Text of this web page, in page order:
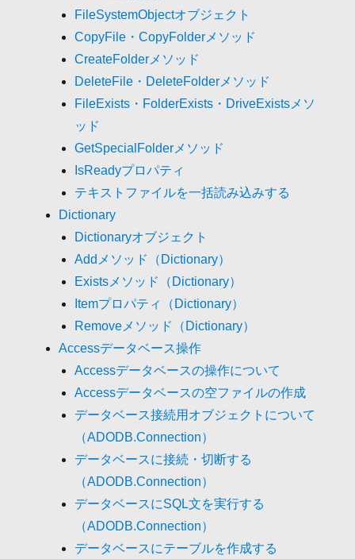
FileSystemObjectオブジェクト
CopyFile・CopyFolderメソッド
CreateFolderメソッド
DeleteFile・DeleteFolderメソッド
FileExists・FolderExists・DriveExistsメソ
ッド
GetSpecialFolderメソッド
IsReadyプロパティ
テキストファイルを一括読み込みする
Dictionary
Dictionaryオブジェクト
Addメソッド（Dictionary）
Existsメソッド（Dictionary）
Itemプロパティ（Dictionary）
Removeメソッド（Dictionary）
Accessデータベース操作
Accessデータベースの操作について
Accessデータベースの空ファイルの作成
データベース接続用オブジェクトについて
（ADODB.Connection）
データベースに接続・切断する
（ADODB.Connection）
データベースにSQL文を実行する
（ADODB.Connection）
データベースにテーブルを作成する